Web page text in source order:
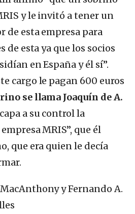
y le invitó a tener un
de esta empresa para
esta ya que los socios
en España y él sí”.
cargo le pagan 600 euros
se llama Joaquín de A.
a su control la
MRIS”, que él
que era quien le decía
y Fernando A.